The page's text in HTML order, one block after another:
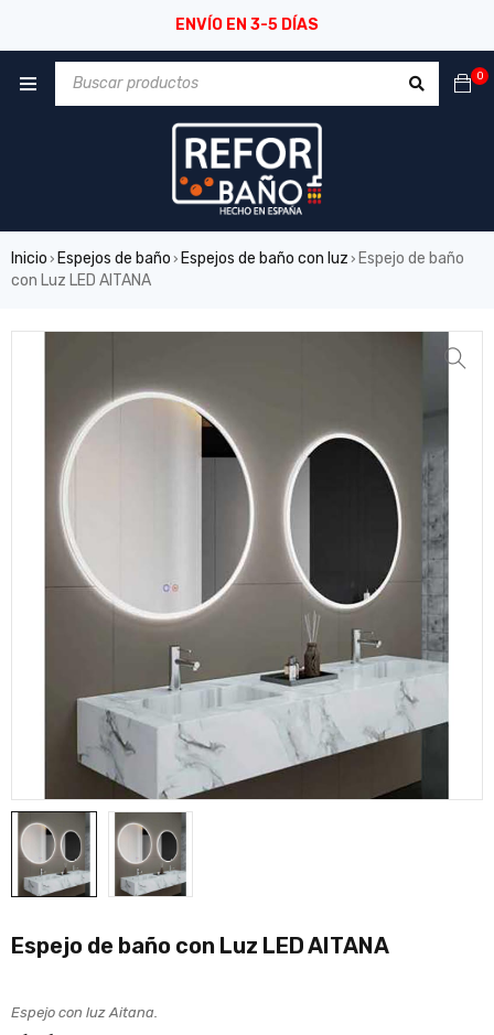
ENVÍO EN 3-5 DÍAS
0
Inicio › Espejos de baño › Espejos de baño con luz › Espejo de baño
con Luz LED AITANA
Espejo de baño con Luz LED AITANA
Espejo con luz Aitana.